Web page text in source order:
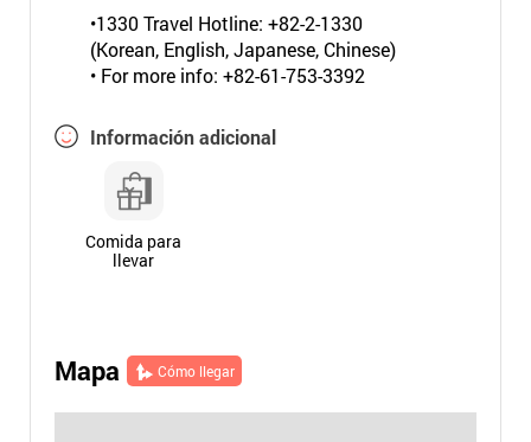
•1330 Travel Hotline: +82-2-1330
(Korean, English, Japanese, Chinese)
• For more info: +82-61-753-3392
Información adicional
Comida para
llevar
Mapa Cómo llegar